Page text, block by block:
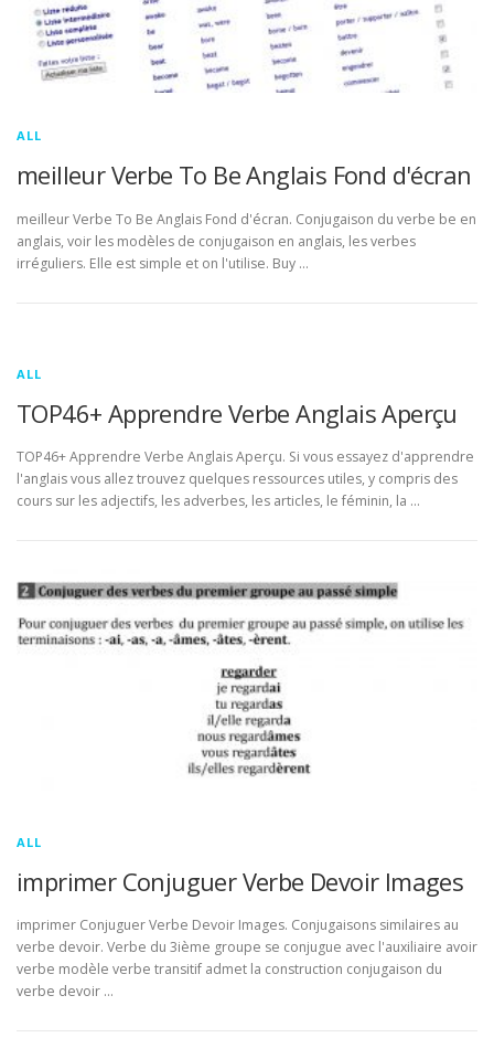
ALL
meilleur Verbe To Be Anglais Fond d'écran
meilleur Verbe To Be Anglais Fond d'écran. Conjugaison du verbe be en
anglais, voir les modèles de conjugaison en anglais, les verbes
irréguliers. Elle est simple et on l'utilise. Buy …
ALL
TOP46+ Apprendre Verbe Anglais Aperçu
TOP46+ Apprendre Verbe Anglais Aperçu. Si vous essayez d'apprendre
l'anglais vous allez trouvez quelques ressources utiles, y compris des
cours sur les adjectifs, les adverbes, les articles, le féminin, la …
ALL
imprimer Conjuguer Verbe Devoir Images
imprimer Conjuguer Verbe Devoir Images. Conjugaisons similaires au
verbe devoir. Verbe du 3ième groupe se conjugue avec l'auxiliaire avoir
verbe modèle verbe transitif admet la construction conjugaison du
verbe devoir …